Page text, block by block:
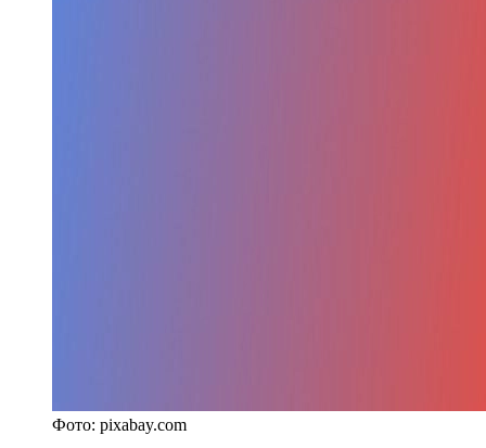
Фото: pixabay.com